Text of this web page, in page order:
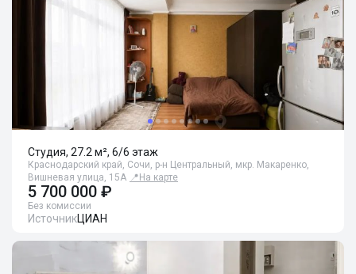
Студия, 27.2 м², 6/6 этаж
Краснодарский край, Сочи, р-н Центральный, мкр. Макаренко,
Вишневая улица, 15А 📍 На карте
5 700 000 ₽
Без комиссии
ИсточникЦИАН